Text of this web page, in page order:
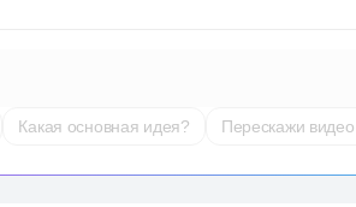
Какая основная идея? Перескажи видео